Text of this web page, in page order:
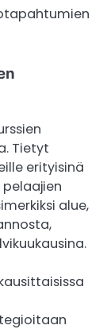
Tietyt
erityisinä
alue,